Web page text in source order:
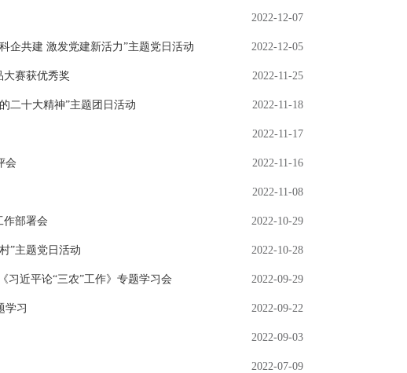
2022-12-07
2022-12-05
企共建 激发党建新活力”主题党日活动
2022-11-25
大赛获优秀奖
2022-11-18
二十大精神”主题团日活动
2022-11-17
2022-11-16
会
2022-11-08
2022-10-29
作部署会
2022-10-28
”主题党日活动
2022-09-29
习近平论“三农”工作》专题学习会
2022-09-22
学习
2022-09-03
2022-07-09